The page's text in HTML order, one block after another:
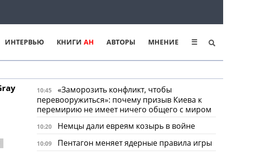
ИНТЕРВЬЮ КНИГИ АН АВТОРЫ МНЕНИЕ ☰
10:45
«Заморозить конфликт, чтобы
перевооружиться»: почему призыв Киева к
перемирию не имеет ничего общего с миром
10:20 Немцы дали евреям козырь в войне
10:09 Пентагон меняет ядерные правила игры